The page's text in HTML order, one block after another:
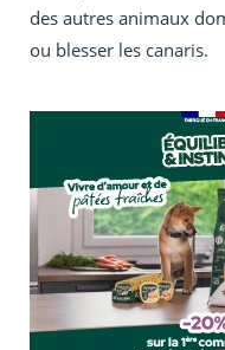
des autres animaux
ou blesser les canaris.